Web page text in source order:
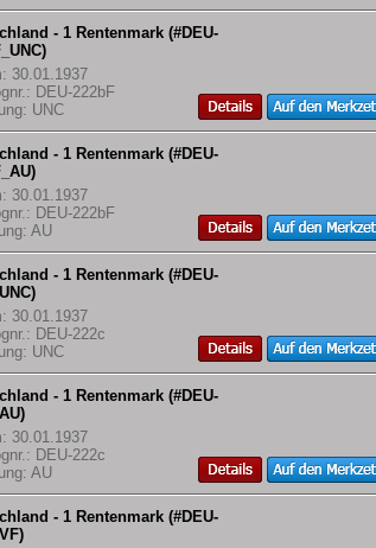
- 1 Rentenmark (#DEU-
30.01.1937
DEU-222bF
UNC
- 1 Rentenmark (#DEU-
30.01.1937
DEU-222bF
AU
- 1 Rentenmark (#DEU-
30.01.1937
DEU-222c
UNC
- 1 Rentenmark (#DEU-
30.01.1937
DEU-222c
AU
- 1 Rentenmark (#DEU-